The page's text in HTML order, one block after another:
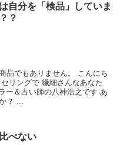
自分を「検品」していま
？
品でもありません。 こんにち
リングで 繊細さんなあなた
ー＆占い師の八神浩之です あ
？ ...
べない